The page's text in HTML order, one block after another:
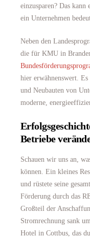
einzusparen? Das
ein Unternehmen
Neben den
die für KMU in
hier erwähnenswert.
und Neubauten von
moderne,
Betriebe
Schauen wir uns an,
können. Ein kleines
und rüstete seine
Förderung durch das
Großteil der
Stromrechnung sank
Hotel in Cottbus, das